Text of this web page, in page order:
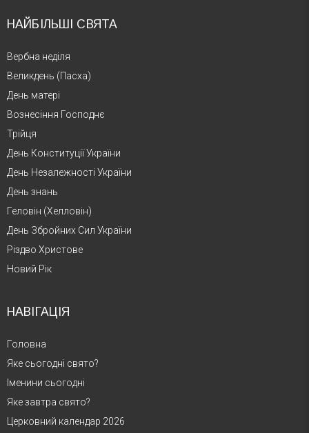
НАЙБІЛЬШІ СВЯТА
Вербна неділя
Великдень (Пасха)
День матері
Вознесіння Господнє
Трійця
День Конституції України
День Незалежності України
День знань
Геловін (Хелловін)
День Збройних Сил України
Різдво Христове
Новий Рік
НАВІГАЦІЯ
Головна
Яке сьогодні свято?
Іменини сьогодні
Яке завтра свято?
Церковний календар 2026